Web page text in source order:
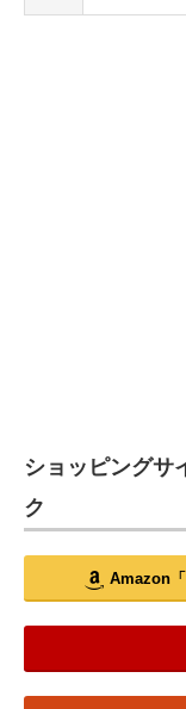
ショッピングサ
ク
Amazon